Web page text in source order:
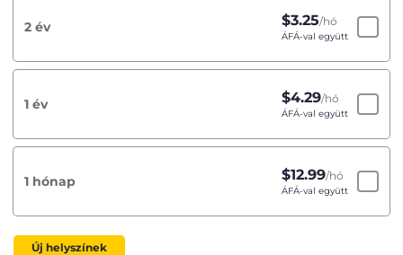
2 év $3.25/hó
ÁFÁ-val együtt
1 év $4.29/hó
ÁFÁ-val együtt
1 hónap $12.99/hó
ÁFÁ-val együtt
Új helyszínek